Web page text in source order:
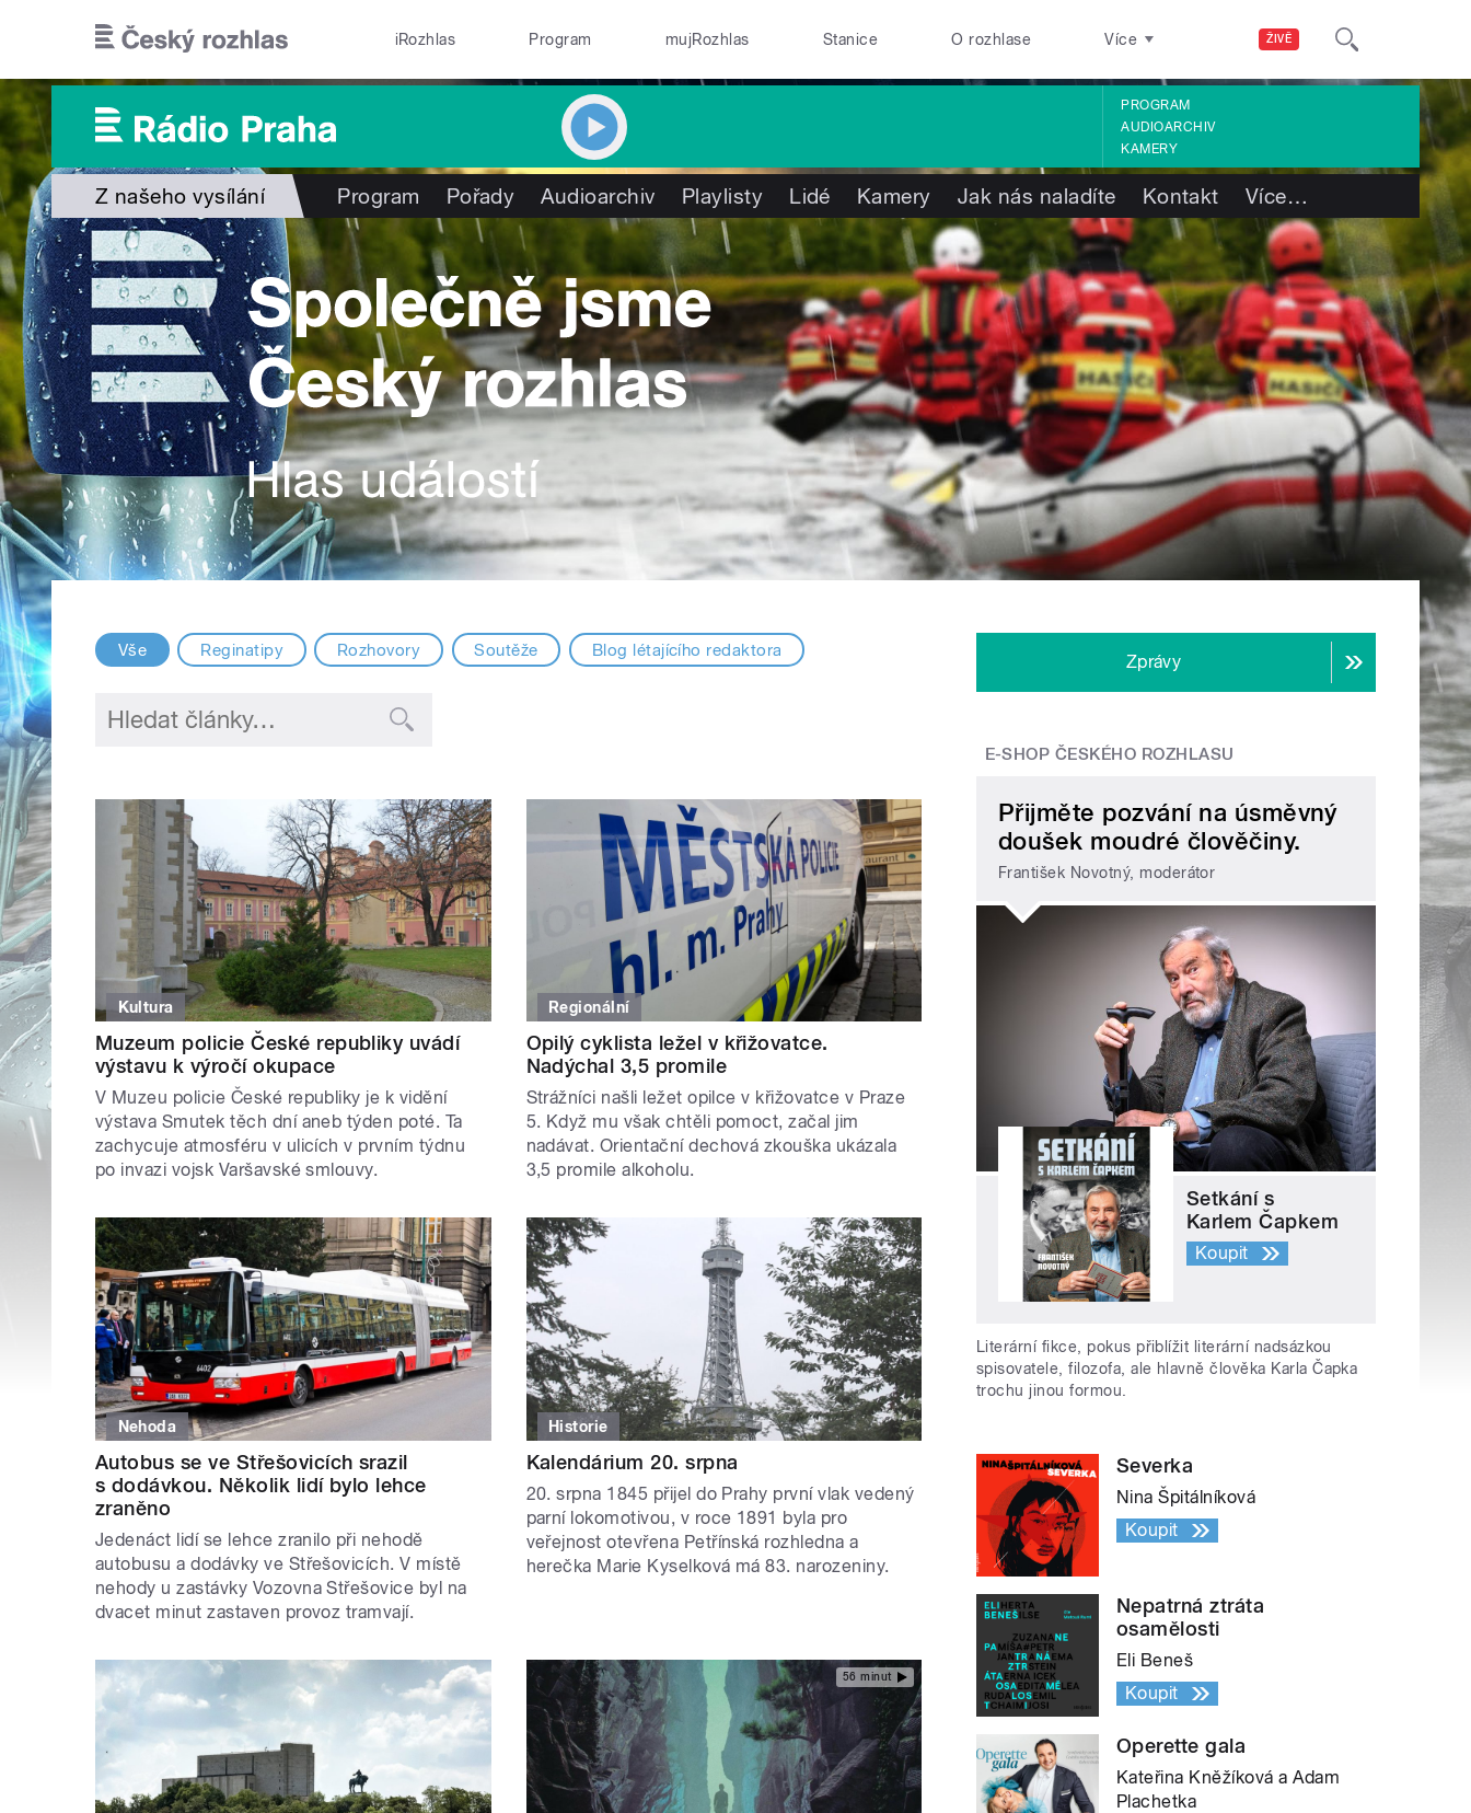
ŽIVĚ
iRozhlas Program mujRozhlas Stanice O rozhlase Více
PROGRAM
AUDIOARCHIV
KAMERY
Z našeho vysílání Program Pořady Audioarchiv Playlisty Lidé Kamery Jak nás naladíte Kontakt Více…
Vše Reginatipy Rozhovory Soutěže Blog létajícího redaktora
Kultura
Muzeum policie České republiky uvádí
výstavu k výročí okupace
V Muzeu policie České republiky je k vidění
výstava Smutek těch dní aneb týden poté. Ta
zachycuje atmosféru v ulicích v prvním týdnu
po invazi vojsk Varšavské smlouvy.
Regionální
Opilý cyklista ležel v křižovatce.
Nadýchal 3,5 promile
Strážníci našli ležet opilce v křižovatce v Praze
5. Když mu však chtěli pomoct, začal jim
nadávat. Orientační dechová zkouška ukázala
3,5 promile alkoholu.
Nehoda
Autobus se ve Střešovicích srazil
s dodávkou. Několik lidí bylo lehce
zraněno
Jedenáct lidí se lehce zranilo při nehodě
autobusu a dodávky ve Střešovicích. V místě
nehody u zastávky Vozovna Střešovice byl na
dvacet minut zastaven provoz tramvají.
Historie
Kalendárium 20. srpna
20. srpna 1845 přijel do Prahy první vlak vedený
parní lokomotivou, v roce 1891 byla pro
veřejnost otevřena Petřínská rozhledna a
herečka Marie Kyselková má 83. narozeniny.
56 minut
Zprávy
E-SHOP ČESKÉHO ROZHLASU
Přijměte pozvání na úsměvný
doušek moudré člověčiny.
František Novotný, moderátor
Setkání s
Karlem Čapkem
Koupit
Literární fikce, pokus přiblížit literární nadsázkou
spisovatele, filozofa, ale hlavně člověka Karla Čapka
trochu jinou formou.
Severka
Nina Špitálníková
Koupit
Nepatrná ztráta
osamělosti
Eli Beneš
Koupit
Operette gala
Kateřina Kněžíková a Adam
Plachetka